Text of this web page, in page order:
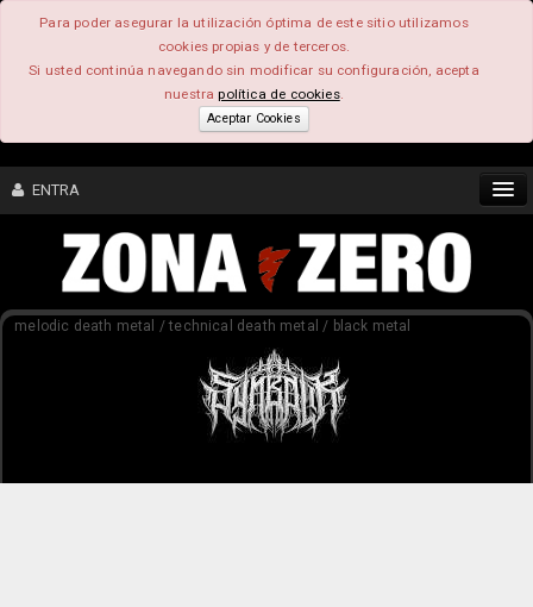
Para poder asegurar la utilización óptima de este sitio utilizamos
cookies propias y de terceros.
Si usted continúa navegando sin modificar su configuración, acepta
nuestrapolítica de cookies.
Aceptar Cookies
ENTRA
CONTENIDO
melodic death metal / technical death metal / black metal